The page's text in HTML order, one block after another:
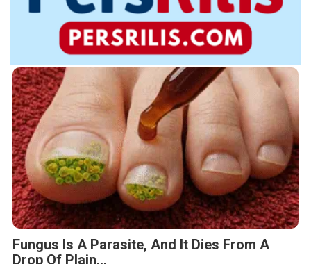
Fungus Is A Parasite, And It Dies From A
Drop Of Plain...